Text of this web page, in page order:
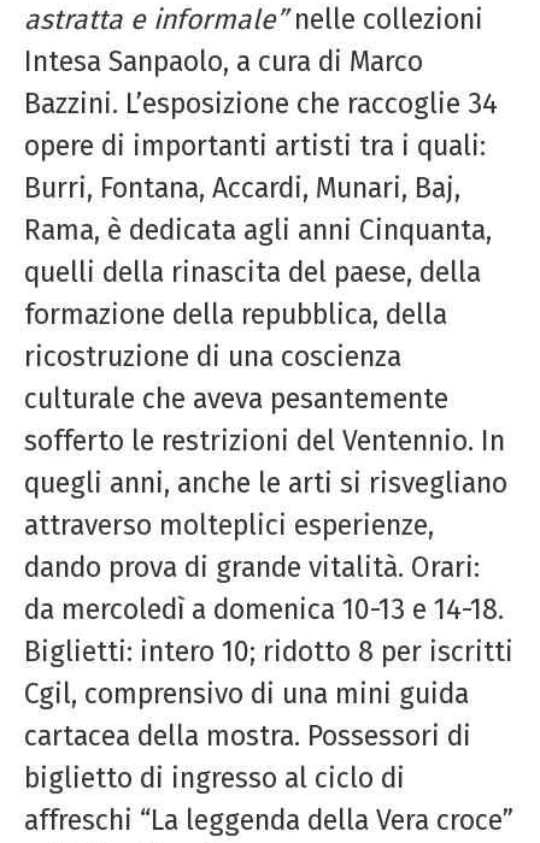
astratta e informale”nelle collezioni
Intesa Sanpaolo, a cura di Marco
Bazzini. L’esposizione che raccoglie 34
opere di importanti artisti tra i quali:
Burri, Fontana, Accardi, Munari, Baj,
Rama, è dedicata agli anni Cinquanta,
quelli della rinascita del paese, della
formazione della repubblica, della
ricostruzione di una coscienza
culturale che aveva pesantemente
sofferto le restrizioni del Ventennio. In
quegli anni, anche le arti si risvegliano
attraverso molteplici esperienze,
dando prova di grande vitalità. Orari:
da mercoledì a domenica 10-13 e 14-18.
Biglietti: intero 10; ridotto 8 per iscritti
Cgil, comprensivo di una mini guida
cartacea della mostra. Possessori di
biglietto di ingresso al ciclo di
affreschi “La leggenda della Vera croce”